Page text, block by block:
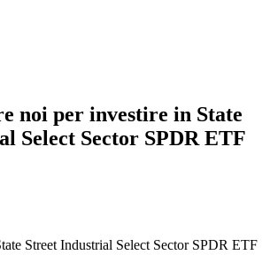
noi per investire in State
Select Sector SPDR ETF
Street Industrial Select Sector SPDR ETF